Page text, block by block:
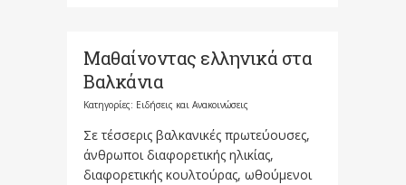
Μαθαίνοντας ελληνικά στα
Βαλκάνια
Κατηγορίες: Ειδήσεις και Ανακοινώσεις
Σε τέσσερις βαλκανικές πρωτεύουσες,
άνθρωποι διαφορετικής ηλικίας,
διαφορετικής κουλτούρας, ωθούμενοι